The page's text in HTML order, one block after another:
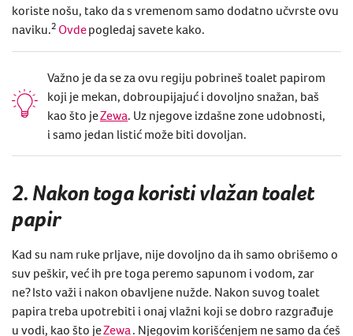
koriste nošu, tako da s vremenom samo dodatno učvrste ovu
naviku.2 Ovdepogledaj savete kako.
Važno je da se za ovu regiju pobrineš toalet papirom
koji je mekan, dobroupijajuć i dovoljno snažan, baš
kao što jeZewa. Uz njegove izdašne zone udobnosti,
i samo jedan listić može biti dovoljan.
2.Nakon toga koristi vlažan toalet
papir
Kad su nam ruke prljave, nije dovoljno da ih samo obrišemo o
suv peškir, već ih pre toga peremo sapunom i vodom, zar
ne? Isto važi i nakon obavljene nužde. Nakon suvog toalet
papira treba upotrebiti i onaj vlažni koji se dobro razgrađuje
u vodi, kao što jeZewa . Njegovim korišćenjem ne samo da ćeš